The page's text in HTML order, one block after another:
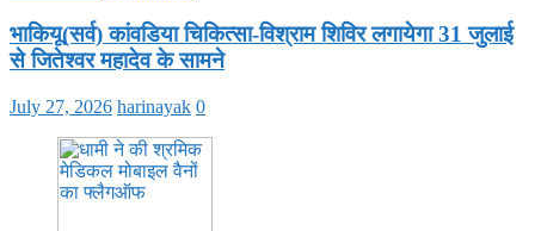
भाकियू(सर्व) कांवडिया चिकित्सा-विश्राम शिविर लगायेगा 31 जुलाई
से जितेश्वर महादेव के सामने
July 27, 2026 harinayak 0